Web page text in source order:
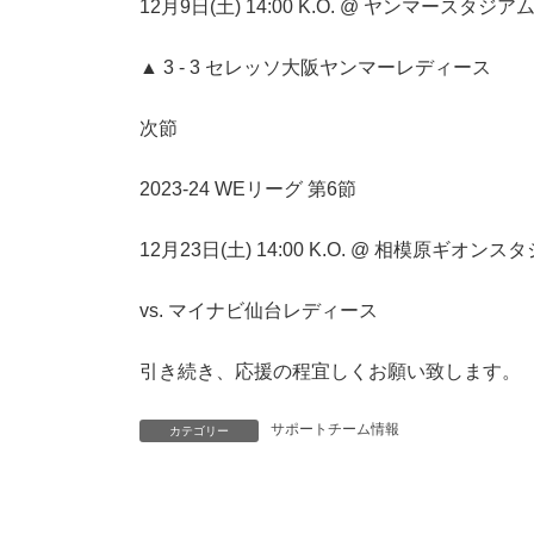
12月9日(土) 14:00 K.O. @ ヤンマースタジア
▲ 3 - 3 セレッソ大阪ヤンマーレディース
次節
2023-24 WEリーグ 第6節
12月23日(土) 14:00 K.O. @ 相模原ギオンスタ
vs. マイナビ仙台レディース
引き続き、応援の程宜しくお願い致します。
カテゴリー サポートチーム情報